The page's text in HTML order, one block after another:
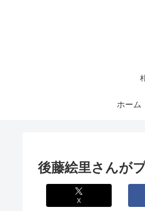
ホーム
後藤絵里さんが
X